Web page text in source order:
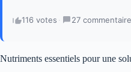
116 votes · 27
Nutriments essentiels pour une